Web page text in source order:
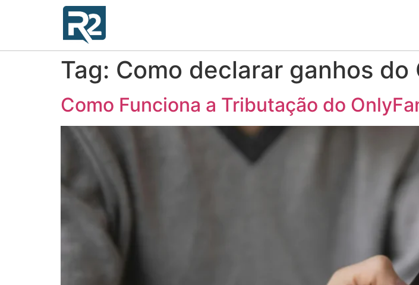
Tag: Como declarar ganhos do
Como Funciona a Tributação do